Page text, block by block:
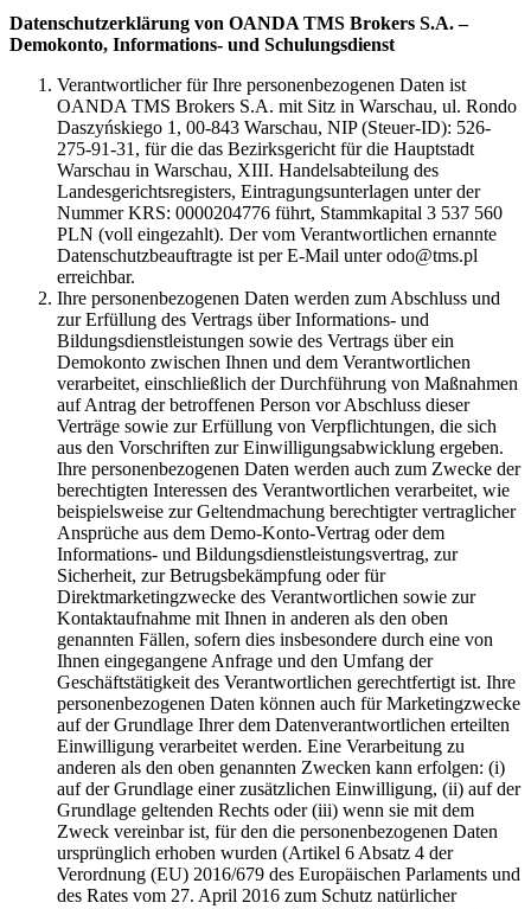
Datenschutzerklärung von OANDA TMS Brokers S.A. –
Demokonto, Informations- und Schulungsdienst
Verantwortlicher für Ihre personenbezogenen Daten ist
OANDA TMS Brokers S.A. mit Sitz in Warschau, ul. Rondo
Daszyńskiego 1, 00-843 Warschau, NIP (Steuer-ID): 526-
275-91-31, für die das Bezirksgericht für die Hauptstadt
Warschau in Warschau, XIII. Handelsabteilung des
Landesgerichtsregisters, Eintragungsunterlagen unter der
Nummer KRS: 0000204776 führt, Stammkapital 3 537 560
PLN (voll eingezahlt). Der vom Verantwortlichen ernannte
Datenschutzbeauftragte ist per E-Mail unter odo@tms.pl
erreichbar.
Ihre personenbezogenen Daten werden zum Abschluss und
zur Erfüllung des Vertrags über Informations- und
Bildungsdienstleistungen sowie des Vertrags über ein
Demokonto zwischen Ihnen und dem Verantwortlichen
verarbeitet, einschließlich der Durchführung von Maßnahmen
auf Antrag der betroffenen Person vor Abschluss dieser
Verträge sowie zur Erfüllung von Verpflichtungen, die sich
aus den Vorschriften zur Einwilligungsabwicklung ergeben.
Ihre personenbezogenen Daten werden auch zum Zwecke der
berechtigten Interessen des Verantwortlichen verarbeitet, wie
beispielsweise zur Geltendmachung berechtigter vertraglicher
Ansprüche aus dem Demo-Konto-Vertrag oder dem
Informations- und Bildungsdienstleistungsvertrag, zur
Sicherheit, zur Betrugsbekämpfung oder für
Direktmarketingzwecke des Verantwortlichen sowie zur
Kontaktaufnahme mit Ihnen in anderen als den oben
genannten Fällen, sofern dies insbesondere durch eine von
Ihnen eingegangene Anfrage und den Umfang der
Geschäftstätigkeit des Verantwortlichen gerechtfertigt ist. Ihre
personenbezogenen Daten können auch für Marketingzwecke
auf der Grundlage Ihrer dem Datenverantwortlichen erteilten
Einwilligung verarbeitet werden. Eine Verarbeitung zu
anderen als den oben genannten Zwecken kann erfolgen: (i)
auf der Grundlage einer zusätzlichen Einwilligung, (ii) auf der
Grundlage geltenden Rechts oder (iii) wenn sie mit dem
Zweck vereinbar ist, für den die personenbezogenen Daten
ursprünglich erhoben wurden (Artikel 6 Absatz 4 der
Verordnung (EU) 2016/679 des Europäischen Parlaments und
des Rates vom 27. April 2016 zum Schutz natürlicher